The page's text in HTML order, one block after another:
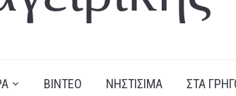
ΒΙΝΤΕΟ ΝΗΣΤΙΣΙΜΑ ΣΤΑ